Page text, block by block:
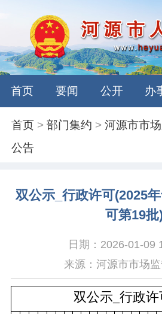
首页 要闻 公开 办
首页 >部门集约 >河源市市
公告
双公示_行政许可(2025
可第19批
日期：2026-01-09
来源：河源市市场
双公示_行政许